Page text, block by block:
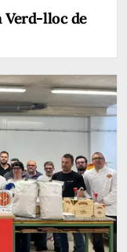
lloc de